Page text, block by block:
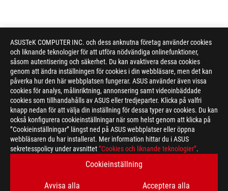
ASUSTeK COMPUTER INC. och dess anknutna företag använder cookies
och liknande teknologier för att utföra nödvändiga onlinefunktioner,
såsom autentisering och säkerhet. Du kan avaktivera dessa cookies
genom att ändra inställningen för cookies i din webbläsare, men det kan
påverka hur den här webbplatsen fungerar. ASUS använder även vissa
cookies för analys, målinriktning, annonsering samt videoinbäddade
cookies som tillhandahålls av ASUS eller tredjeparter. Klicka på valfri
knapp nedan för att välja din inställning för dessa typer av cookies. Du kan
också konfigurera cookieinställningar när som helst genom att klicka på
”Cookieinställningar” längst ned på ASUS webbplatser eller öppna
webbläsaren du har installerat. Mer information hittar du i ASUS
sekretesspolicy under avsnittet”Cookies och liknande teknologier”.
Cookieinställning
Avvisa alla Acceptera alla